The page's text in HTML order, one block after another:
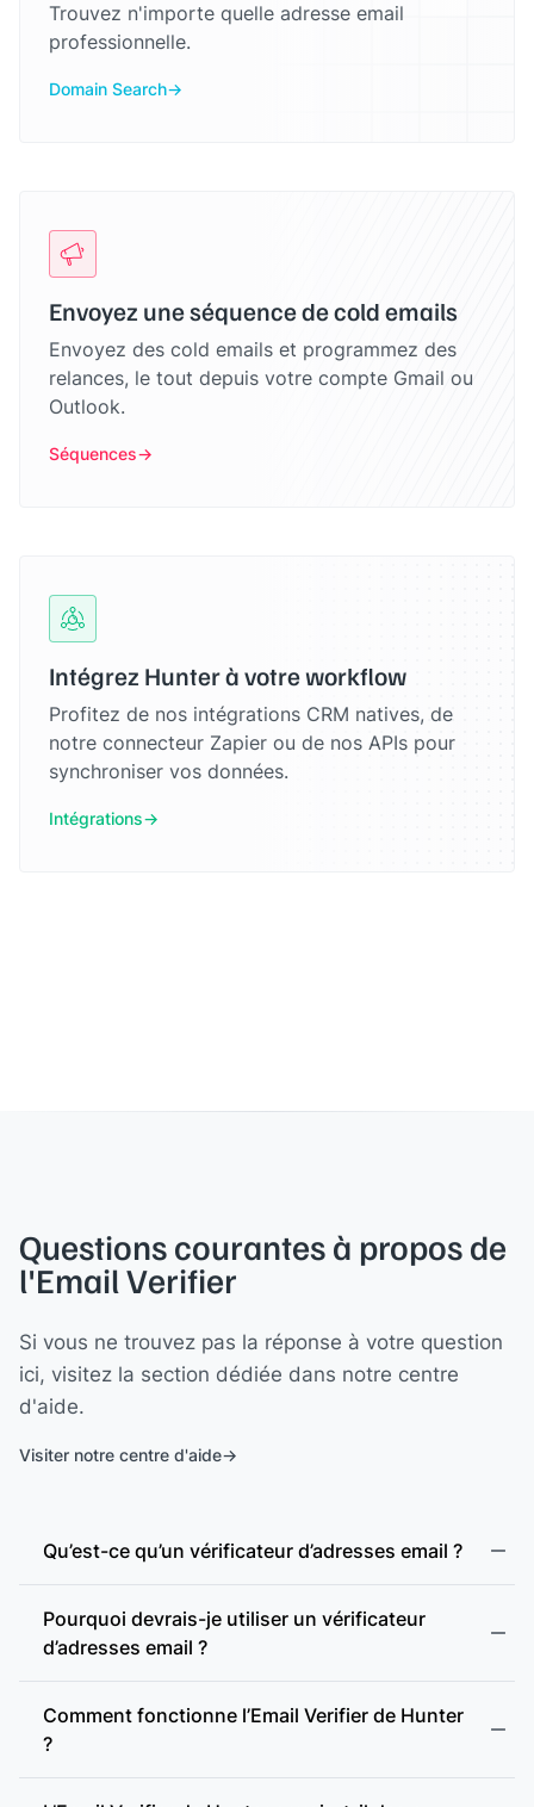
Trouvez n'importe quelle adresse email
professionnelle.
Domain Search
Envoyez une séquence de cold emails
Envoyez des cold emails et programmez des
relances, le tout depuis votre compte Gmail ou
Outlook.
Séquences
Intégrez Hunter à votre workflow
Profitez de nos intégrations CRM natives, de
notre connecteur Zapier ou de nos APIs pour
synchroniser vos données.
Intégrations
Questions courantes à propos de
l'Email Verifier
Si vous ne trouvez pas la réponse à votre question
ici, visitez la section dédiée dans notre centre
d'aide.
Visiter notre centre d'aide
Qu’est-ce qu’un vérificateur d’adresses email ?
Pourquoi devrais-je utiliser un vérificateur
d’adresses email ?
Comment fonctionne l’Email Verifier de Hunter
?